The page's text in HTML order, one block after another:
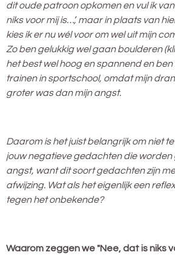
dit oude patroon opkomen en vul ik van
niks voor mij is…’, maar in plaats van
kies ik er nu wél voor om wel uit mijn
Zo ben gelukkig wel gaan boulderen
het best wel hoog en spannend en ben
trainen in sportschool, omdat mijn
groter was dan mijn angst.
Daarom is het juist belangrijk om niet
jouw negatieve gedachten die
angst, want dit soort gedachten zijn
afwijzing. Wat als het eigenlijk een
tegen het onbekende?
Waarom zeggen we "Nee, dat is niks